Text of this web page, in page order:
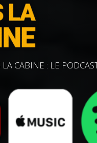
LA CABINE : LE